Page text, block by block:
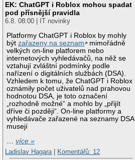
EK: ChatGPT i Roblox mohou spadat
pod přísnější pravidla
6.8. 08:00 | IT novinky
Platformy ChatGPT i Roblox by mohly
býtzařazeny na seznam
mimořádně
velkých on-line platforem nebo
internetových vyhledávačů, na něž se
vztahují zvláštní podmínky podle
nařízení o digitálních službách (DSA).
Vzhledem k tomu, že ChatGPT i Roblox
oznámily počet uživatelů nad prahovou
hodnotou DSA, je toto označení
„rozhodně možné“ a mohlo by „přijít
dříve či později“. On-line platformy a
vyhledávače zařazené na seznamy DSA
musejí
…více »
Ladislav Hagara| Komentářů: 12